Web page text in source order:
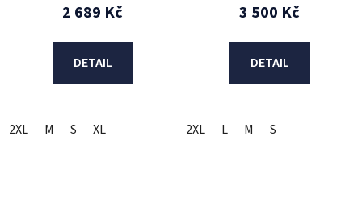
2 689 Kč
DETAIL
2XL M S XL
3 500 Kč
DETAIL
2XL L M S